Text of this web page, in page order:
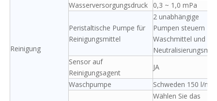
Reinigung
Wasserversorgungsdruck
0,3 ~ 1,0 mPa
Peristaltische Pumpe für
Reinigungsmittel
2 unabhängige
Pumpen steuern
Waschmittel und
Sensor auf
Reinigungsagent
JA
Waschpumpe
Schweden 150 l/min
Wählen Sie das